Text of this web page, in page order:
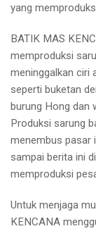
yang
BATIK MAS
memproduksi
meninggalkan ciri
seperti buketan
burung Hong dan
Produksi sarung
menembus pasar
sampai berita ini
memproduksi
Untuk menjaga
KENCANA